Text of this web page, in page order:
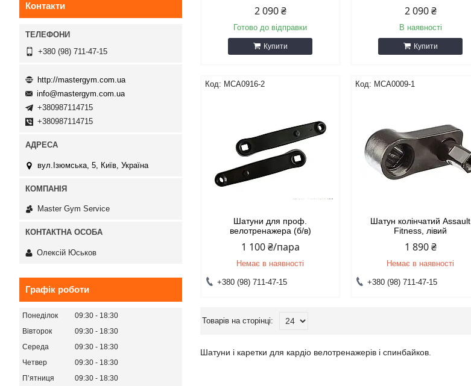
2 090 ₴
Готово до відправки
Купити
2 090 ₴
В наявності
Купити
MCA0916-2
Шатуни для проф.
велотренажера (б/в)
1 100 ₴/пара
Немає в наявності
+380 (98) 711-47-15
MCA0009-1
Шатун колінчатий Assault
Fitness, лівий
1 890 ₴
Немає в наявності
+380 (98) 711-47-15
Шатуни і каретки для кардіо велотренажерів і спинбайков.
Контакти
+380 (98) 711-47-15
http://mastergym.com.ua
info@mastergym.com.ua
+380987114715
+380987114715
вул.Ізюмська, 5, Київ, Україна
Master Gym Service
Олексій Юськов
Графік роботи
Понеділок 09:30
18:30
Вівторок
09:30
18:30
Середа
09:30
18:30
Четвер
09:30
18:30
Пʼятниця
09:30
18:30